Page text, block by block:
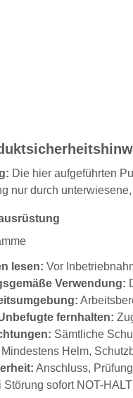
Die hier aufgeführten
nur durch
lesen: Vor
Verwendung:
fernhalten:
Sämtliche
Mindestens Helm,
Anschluss,
Störung sofort NOT-